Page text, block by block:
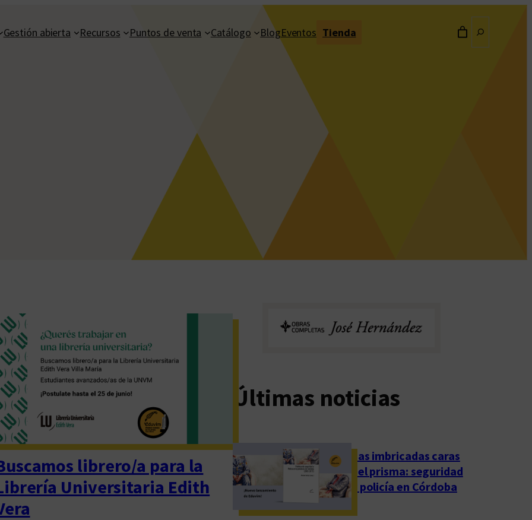
Gestión abierta Recursos Puntos de venta Catálogo BlogEventos Tienda
librero/a para la
Universitaria Edith
Últimas noticias
Las imbricadas caras
del prisma: seguridad
y policía en Córdoba